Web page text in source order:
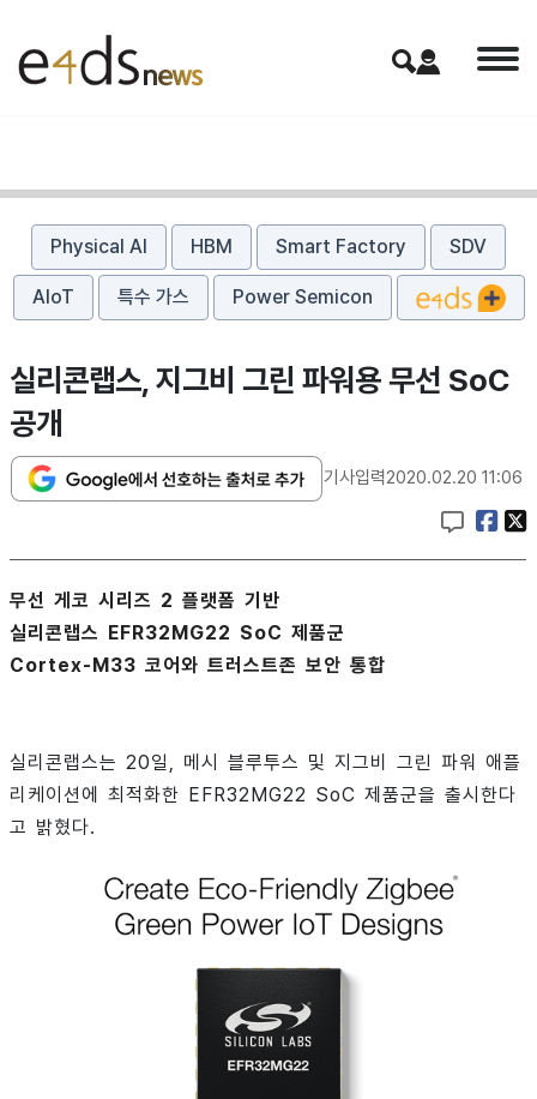
Physical AI HBM Smart Factory SDV
AIoT 특수 가스 Power Semicon
실리콘랩스, 지그비 그린 파워용 무선 SoC
공개
기사입력2020.02.20 11:06
무선 게코 시리즈 2 플랫폼 기반
실리콘랩스 EFR32MG22 SoC 제품군
Cortex-M33 코어와 트러스트존 보안 통합
실리콘랩스는 20일, 메시 블루투스 및 지그비 그린 파워 애플
리케이션에 최적화한 EFR32MG22 SoC 제품군을 출시한다
고 밝혔다.